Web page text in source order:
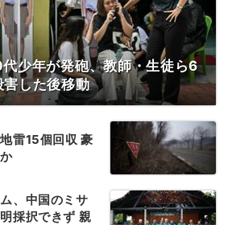
少年が発砲、教師・生徒ら6
した後移動
雷15個回収 豪
、中国のミサ
採択できず 親